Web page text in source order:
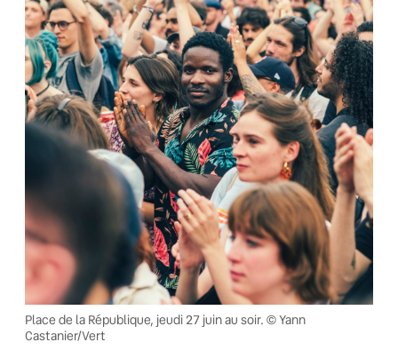
Place de la République, jeudi 27 juin au soir. © Yann
Castanier/Vert